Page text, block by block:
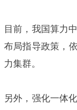
目前，我国算力
布局指导政策，
力集群。
另外，强化一体